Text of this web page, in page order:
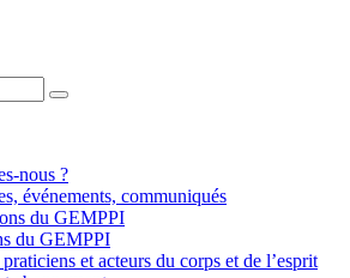
nous ?
événements, communiqués
du GEMPPI
du GEMPPI
et acteurs du corps et de l’esprit